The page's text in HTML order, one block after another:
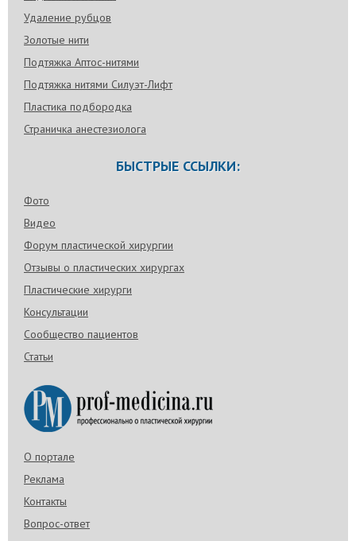
Удаление рубцов
Золотые нити
Подтяжка Аптос-нитями
Подтяжка нитями Силуэт-Лифт
Пластика подбородка
Страничка анестезиолога
БЫСТРЫЕ ССЫЛКИ:
Фото
Видео
Форум пластической хирургии
Отзывы о пластических хирургах
Пластические хирурги
Консультации
Сообщество пациентов
Статьи
О портале
Реклама
Контакты
Вопрос-ответ